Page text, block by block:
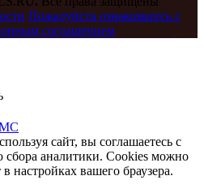
Пожалуйста ознакомьтесь с
соглашением
сайт, вы соглашаетесь с
сбора аналитики. Cookies можно
настройках вашего браузера.